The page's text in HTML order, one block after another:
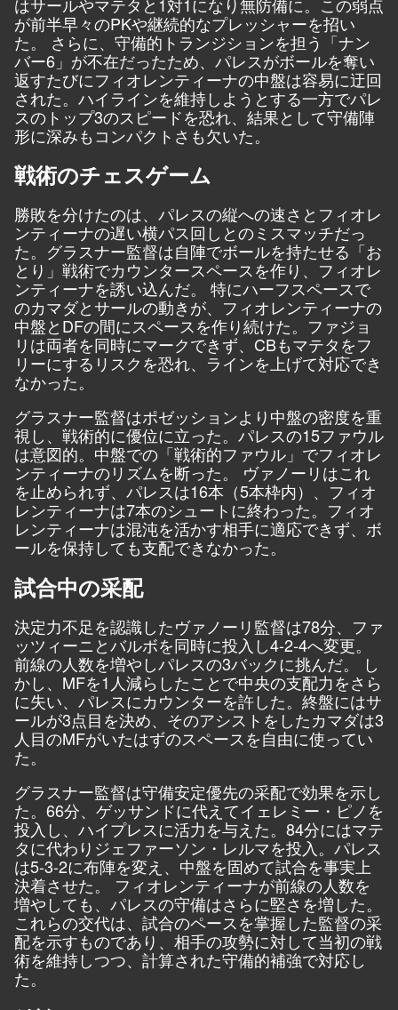
が前半早々のPKや継続的なプレッシャーを招い
た。 さらに、守備的トランジションを担う「ナン
バー6」が不在だったため、パレスがボールを奪い
返すたびにフィオレンティーナの中盤は容易に迂回
された。ハイラインを維持しようとする一方でパレ
スのトップ3のスピードを恐れ、結果として守備陣
形に深みもコンパクトさも欠いた。
戦術のチェスゲーム
勝敗を分けたのは、パレスの縦への速さとフィオレ
ンティーナの遅い横パス回しとのミスマッチだっ
た。グラスナー監督は自陣でボールを持たせる「お
とり」戦術でカウンタースペースを作り、フィオレ
ンティーナを誘い込んだ。 特にハーフスペースで
のカマダとサールの動きが、フィオレンティーナの
中盤とDFの間にスペースを作り続けた。ファジョ
リは両者を同時にマークできず、CBもマテタをフ
リーにするリスクを恐れ、ラインを上げて対応でき
なかった。
グラスナー監督はポゼッションより中盤の密度を重
視し、戦術的に優位に立った。パレスの15ファウル
は意図的。中盤での「戦術的ファウル」でフィオレ
ンティーナのリズムを断った。 ヴァノーリはこれ
を止められず、パレスは16本（5本枠内）、フィオ
レンティーナは7本のシュートに終わった。フィオ
レンティーナは混沌を活かす相手に適応できず、ボ
ールを保持しても支配できなかった。
試合中の采配
決定力不足を認識したヴァノーリ監督は78分、ファ
ッツィーニとバルボを同時に投入し4-2-4へ変更。
前線の人数を増やしパレスの3バックに挑んだ。 し
かし、MFを1人減らしたことで中央の支配力をさら
に失い、パレスにカウンターを許した。終盤にはサ
ールが3点目を決め、そのアシストをしたカマダは3
人目のMFがいたはずのスペースを自由に使ってい
た。
グラスナー監督は守備安定優先の采配で効果を示し
た。66分、ゲッサンドに代えてイェレミー・ピノを
投入し、ハイプレスに活力を与えた。84分にはマテ
タに代わりジェファーソン・レルマを投入。パレス
は5-3-2に布陣を変え、中盤を固めて試合を事実上
決着させた。 フィオレンティーナが前線の人数を
増やしても、パレスの守備はさらに堅さを増した。
これらの交代は、試合のペースを掌握した監督の采
配を示すものであり、相手の攻勢に対して当初の戦
術を維持しつつ、計算された守備的補強で対応し
た。